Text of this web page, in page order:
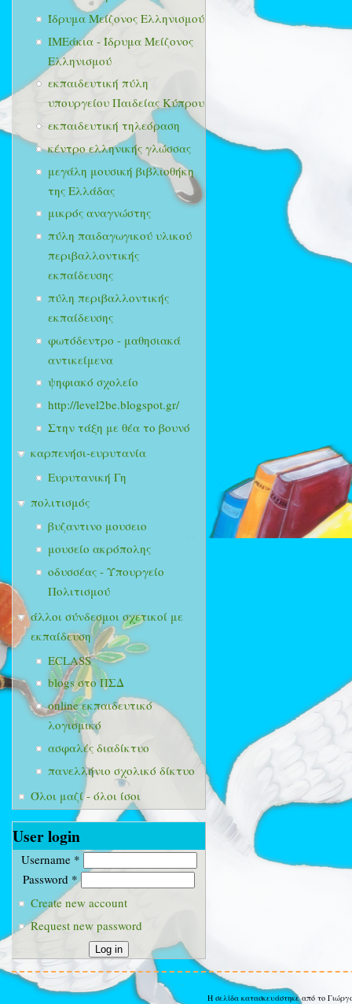
Ίδρυμα Μείζονος Ελληνισμού
ΙΜΕάκια - Ίδρυμα Μείζονος
Ελληνισμού
εκπαιδευτική πύλη
υπουργείου Παιδείας Κύπρου
εκπαιδευτική τηλεόραση
κέντρο ελληνικής γλώσσας
μεγάλη μουσική βιβλιοθήκη
της Ελλάδας
μικρός αναγνώστης
πύλη παιδαγωγικού υλικού
περιβαλλοντικής
εκπαίδευσης
πύλη περιβαλλοντικής
εκπαίδευσης
φωτόδεντρο - μαθησιακά
αντικείμενα
ψηφιακό σχολείο
http://level2be.blogspot.gr/
Στην τάξη με θέα το βουνό
καρπενήσι-ευρυτανία
Ευρυτανική Γη
πολιτισμός
βυζαντινο μουσειο
μουσείο ακρόπολης
οδυσσέας - Υπουργείο
Πολιτισμού
άλλοι σύνδεσμοι σχετικοί με
εκπαίδευση
ECLASS
blogs στο ΠΣΔ
online εκπαιδευτικό
λογισμικό
ασφαλές διαδίκτυο
πανελλήνιο σχολικό δίκτυο
Όλοι μαζί - όλοι ίσοι
User login
Username *
Password *
Create new account
Request new password
Η σελίδα κατασκευάστηκε από το